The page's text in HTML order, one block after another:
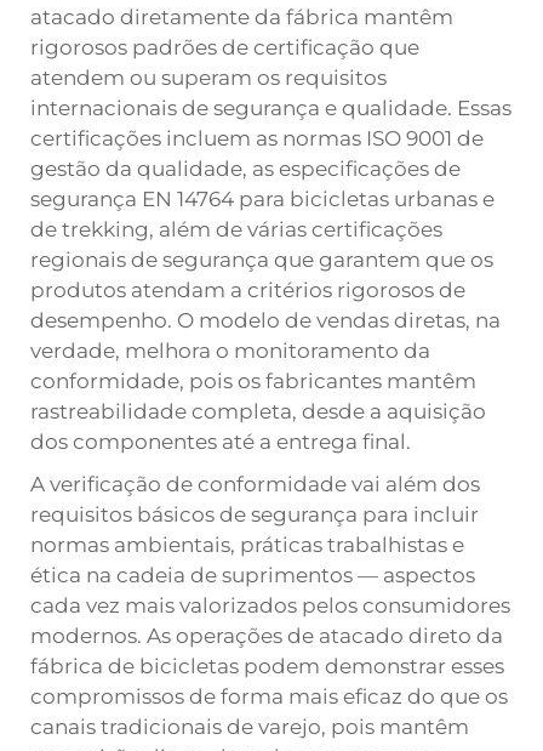
atacado diretamente da fábrica mantêm
rigorosos padrões de certificação que
atendem ou superam os requisitos
internacionais de segurança e qualidade. Essas
certificações incluem as normas ISO 9001 de
gestão da qualidade, as especificações de
segurança EN 14764 para bicicletas urbanas e
de trekking, além de várias certificações
regionais de segurança que garantem que os
produtos atendam a critérios rigorosos de
desempenho. O modelo de vendas diretas, na
verdade, melhora o monitoramento da
conformidade, pois os fabricantes mantêm
rastreabilidade completa, desde a aquisição
dos componentes até a entrega final.
A verificação de conformidade vai além dos
requisitos básicos de segurança para incluir
normas ambientais, práticas trabalhistas e
ética na cadeia de suprimentos — aspectos
cada vez mais valorizados pelos consumidores
modernos. As operações de atacado direto da
fábrica de bicicletas podem demonstrar esses
compromissos de forma mais eficaz do que os
canais tradicionais de varejo, pois mantêm